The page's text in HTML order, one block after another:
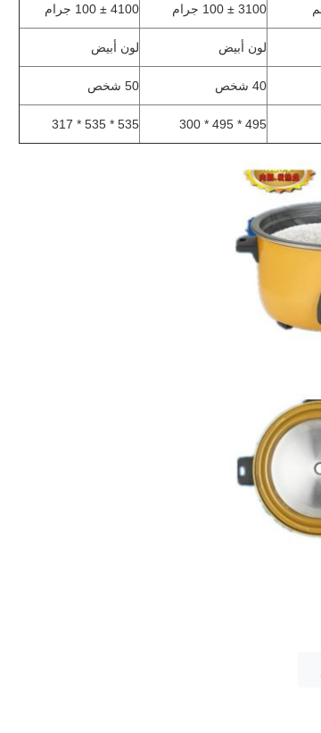
3100 ± 100 جرام 4100 ± 100 جرام
لون أبيض لون أبيض
40 شخص 50 شخص
495 * 495 * 300
535 * 535 * 317